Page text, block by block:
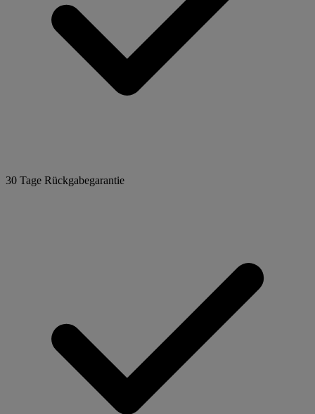
30 Tage Rückgabegarantie